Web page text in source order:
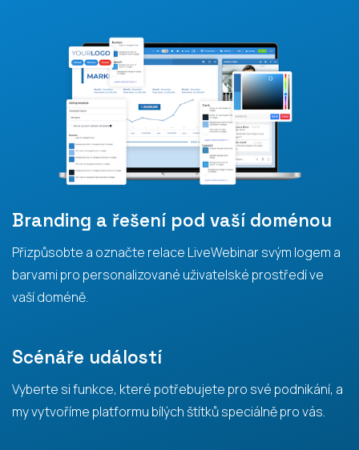
Branding a řešení pod vaší doménou
Přizpůsobte a označte relace LiveWebinar svým logem a
barvami pro personalizované uživatelské prostředí ve
vaší doméně.
Scénáře událostí
Vyberte si funkce, které potřebujete pro své podnikání, a
my vytvoříme platformu bílých štítků speciálně pro vás.